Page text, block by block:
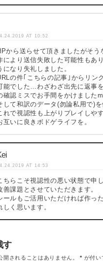
AT 10:52
から送らせて頂きましたがそう
により送信失敗した可能性もあ
になり失礼しました。
の件｢こちらの記事｣からリン
能でした…わざわざ出先に返事
確認ミスでお手間をかけました
して和訳のデータ(勿論私用で)
れで視認性も上がりプレイしや
互いに良きボドゲライフを。
AT 14:53
ちらこそ視認性の悪い状態で申
善課題とさせていただきます。
ールもご活用いただければ作っ
しく思います。
す
開されることはありません。 * が付い